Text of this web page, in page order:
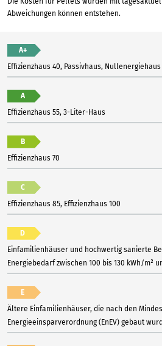
Abweichungen können entstehen.
A+
Effizienzhaus 40, Passivhaus, Nullenergiehaus
A
Effizienzhaus 55, 3-Liter-Haus
B
Effizienzhaus 70
C
Effizienzhaus 85, Effizienzhaus 100
D
Einfamilienhäuser und hochwertig sanierte
Energiebedarf zwischen 100 bis 130 kWh/m²
E
Ältere Einfamilienhäuser, die nach den
Energieeinsparverordnung (EnEV) gebaut